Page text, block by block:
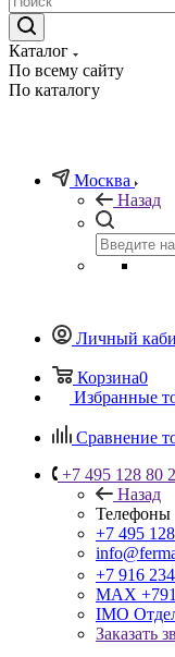
Каталог
По всему сайту
По каталогу
Москва
Назад
Личный
Корзина0
Избранные
Сравнение
+7 495 128 80
Назад
Телефоны
+7 495
+7 916
MAX
IMO
Заказать